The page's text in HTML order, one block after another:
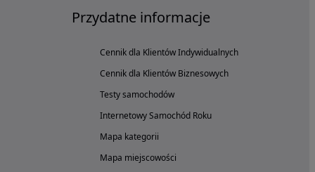
Przydatne informacje
Cennik dla Klientów Indywidualnych
Cennik dla Klientów Biznesowych
Testy samochodów
Internetowy Samochód Roku
Mapa kategorii
Mapa miejscowości